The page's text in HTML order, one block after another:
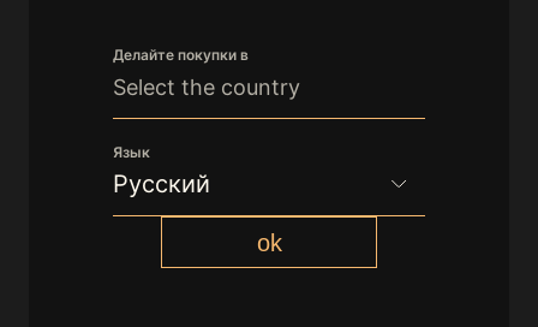
Делайте покупки в
Select the country
Язык
Русский
ok